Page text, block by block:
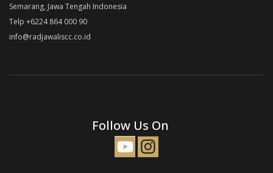
Semarang, Jawa Tengah Indonesia
Telp +6224 864 000 90
info@radjawaliscc.co.id
Follow Us On